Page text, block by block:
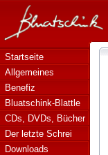
Bluatschink - Spiele
Startseite
Allgemeines
Benefiz
Bluatschink-Blattle
CDs, DVDs, Bücher
Der letzte Schrei
Downloads